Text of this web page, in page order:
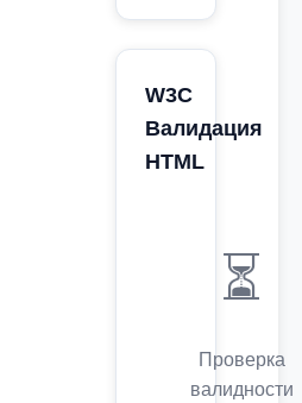
W3C
Валидация
HTML
⏳
Проверка
валидности